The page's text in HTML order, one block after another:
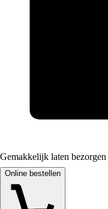
Gemakkelijk laten bezorgen
Online bestellen